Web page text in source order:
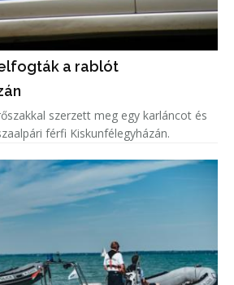
a rablót
szerzett meg egy karláncot és
férfi Kiskunfélegyházán.